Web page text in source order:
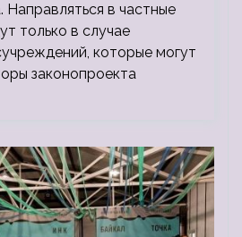
Направляться в частные
только в случае
которые могут
законопроекта